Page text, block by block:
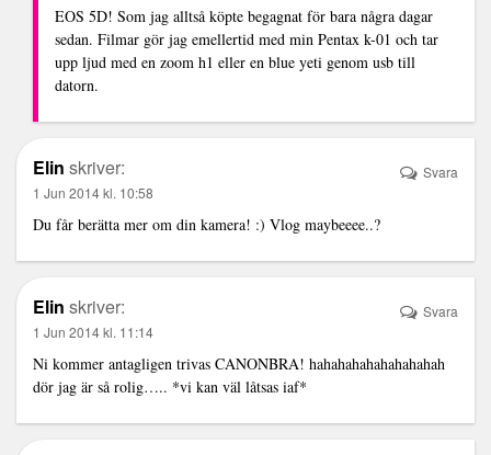
EOS 5D! Som jag alltså köpte begagnat för bara några dagar
sedan. Filmar gör jag emellertid med min Pentax k-01 och tar
upp ljud med en zoom h1 eller en blue yeti genom usb till
datorn.
Elin skriver:
1 Jun 2014 kl. 10:58
Du får berätta mer om din kamera! :) Vlog maybeeee..?
Svara
Elin skriver:
1 Jun 2014 kl. 11:14
Ni kommer antagligen trivas CANONBRA! hahahahahahahahahah
dör jag är så rolig….. *vi kan väl låtsas iaf*
Svara